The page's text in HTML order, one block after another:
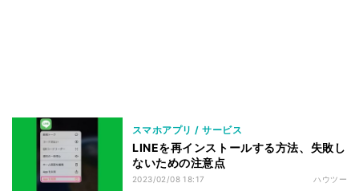
スマホアプリ / サービス
LINEを再インストールする方法、失敗し
ないための注意点
2023/02/08 18:17 ハウツー